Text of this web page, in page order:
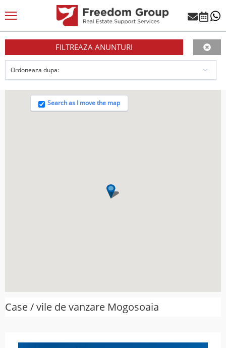
FILTREAZA ANUNTURI
Search as I move the map
Case / vile de vanzare Mogosoaia